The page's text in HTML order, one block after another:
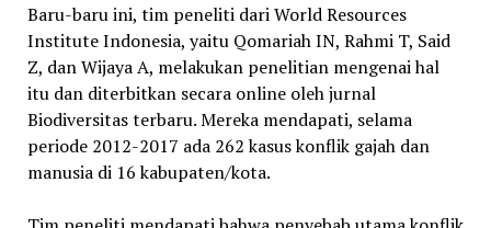
Baru-baru ini, tim peneliti dari World Resources
Institute Indonesia, yaitu Qomariah IN, Rahmi T, Said
Z, dan Wijaya A, melakukan penelitian mengenai hal
itu dan diterbitkan secara online oleh jurnal
Biodiversitas terbaru. Mereka mendapati, selama
periode 2012-2017 ada 262 kasus konflik gajah dan
manusia di 16 kabupaten/kota.